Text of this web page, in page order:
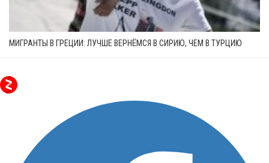
МИГРАНТЫ В ГРЕЦИИ: ЛУЧШЕ ВЕРНЁМСЯ В СИРИЮ, ЧЕМ В ТУРЦИЮ